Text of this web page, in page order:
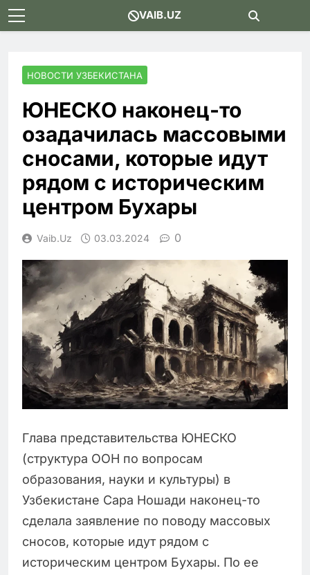
Skip
to
VAIB.UZ
НОВОСТИ УЗБЕКИСТАНА
ЮНЕСКО наконец-то
озадачилась массовыми
сносами, которые идут
рядом с историческим
центром Бухары
Vaib.uz 03.03.2024 0
Глава представительства ЮНЕСКО
(структура ООН по вопросам
образования, науки и культуры) в
Узбекистане Сара Ношади наконец-то
сделала заявление по поводу массовых
сносов, которые идут рядом с
историческим центром Бухары. По ее